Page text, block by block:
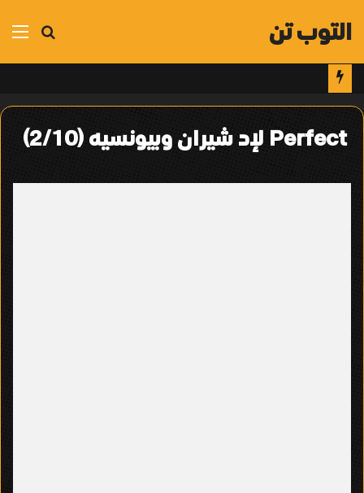
بحث
التوب تن
Perfect لإد شيران وبيونسيه (2/10)